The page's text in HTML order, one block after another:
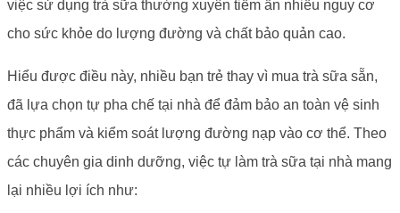
việc sử dụng trà sữa thường xuyên tiềm ẩn nhiều nguy cơ
cho sức khỏe do lượng đường và chất bảo quản cao.
Hiểu được điều này, nhiều bạn trẻ thay vì mua trà sữa sẵn,
đã lựa chọn tự pha chế tại nhà để đảm bảo an toàn vệ sinh
thực phẩm và kiểm soát lượng đường nạp vào cơ thể. Theo
các chuyên gia dinh dưỡng, việc tự làm trà sữa tại nhà mang
lại nhiều lợi ích như: